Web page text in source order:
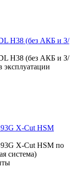
H38 (без АКБ и З/
H38 (без АКБ и З/
эксплуатации
X-Cut HSM
X-Cut HSM по
система)